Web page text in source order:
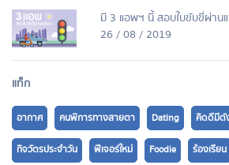
มี 3 แอพฯ นี้ สอบใบขับขี่ผ่าน
26 / 08 / 2019
แท็ก
อากาศ คนพิการทางสายตา Dating คิดดีมีตั
กิจวัตรประจำวัน ฟีเจอร์ใหม่ Foodie ร้องเรียน